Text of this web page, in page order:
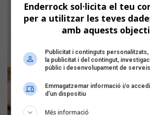
Enderrock sol·licita el teu
per a utilitzar les teves
amb aquests
Publicitat i continguts
la publicitat i del contingut,
públic i desenvolupament de serveis
Emmagatzemar informació i/o
d’un dispositiu
Més informació